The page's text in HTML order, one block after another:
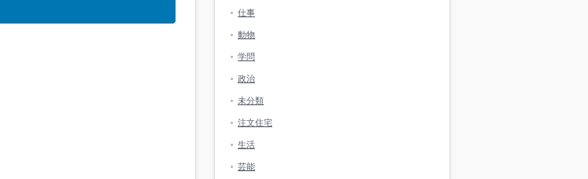
仕事
動物
学問
政治
未分類
注文住宅
生活
芸能